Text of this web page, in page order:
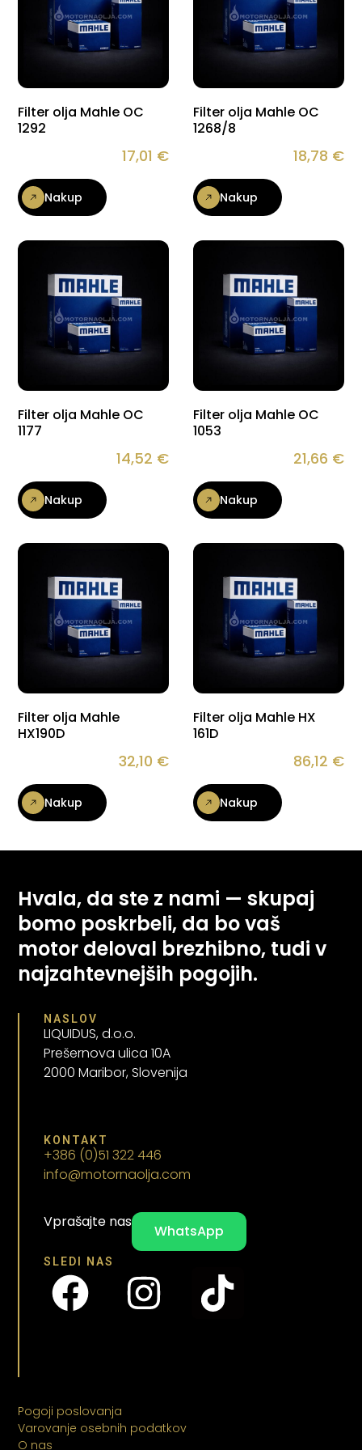
Filter olja Mahle OC
1292
17,01 €
Nakup
Filter olja Mahle OC
1268/8
18,78 €
Nakup
Filter olja Mahle OC
1177
14,52 €
Nakup
Filter olja Mahle OC
1053
21,66 €
Nakup
Filter olja Mahle
HX190D
32,10 €
Nakup
Filter olja Mahle HX
161D
86,12 €
Nakup
Hvala, da ste z nami — skupaj
bomo poskrbeli, da bo vaš
motor deloval brezhibno, tudi v
najzahtevnejših pogojih.
NASLOV
LIQUIDUS, d.o.o.
Prešernova ulica 10A
2000 Maribor, Slovenija
KONTAKT
+386 (0)51 322 446
info@motornaolja.com
Vprašajte nas
WhatsApp
SLEDI NAS
Pogoji poslovanja
Varovanje osebnih podatkov
O nas